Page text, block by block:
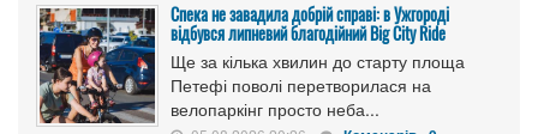
Спека не завадила добрій справі: в Ужгороді
відбувся липневий благодійний Big City Ride
Ще за кілька хвилин до старту площа
Петефі поволі перетворилася на
велопаркінг просто неба...